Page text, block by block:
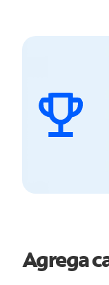
Agrega